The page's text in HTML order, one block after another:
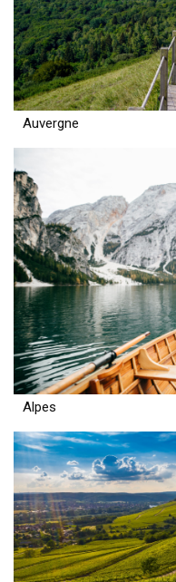
Auvergne
Alpes